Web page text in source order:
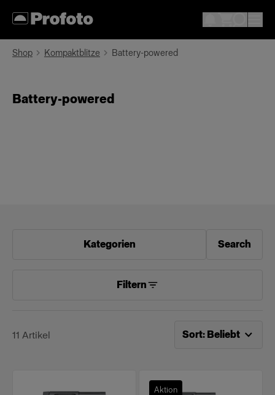
Shop Kompaktblitze Battery-powered
Battery-powered
Kategorien Search
Filtern
11 Artikel
Jetzt sortieren nach
Sort: Beliebt
Aktion